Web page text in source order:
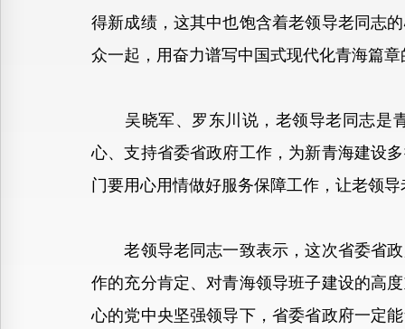
得新成绩，这其中也饱含着老领导老同志
众一起，用奋力谱写中国式现代化青海篇
吴晓军、罗东川说，老领导老同志是青
心、支持省委省政府工作，为新青海建设
门要用心用情做好服务保障工作，让老领
老领导老同志一致表示，这次省委省政
作的充分肯定、对青海领导班子建设的高
心的党中央坚强领导下，省委省政府一定